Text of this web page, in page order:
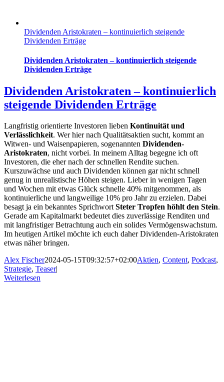
Dividenden Aristokraten – kontinuierlich steigende
Dividenden Erträge
Dividenden Aristokraten – kontinuierlich steigende
Dividenden Erträge
Dividenden Aristokraten – kontinuierlich
steigende Dividenden Erträge
Langfristig orientierte Investoren lieben Kontinuität und
Verlässlichkeit. Wer hier nach Qualitätsaktien sucht, kommt an
Witwen- und Waisenpapieren, sogenannten Dividenden-
Aristokraten, nicht vorbei. In meinem Alltag begegne ich oft
Investoren, die eher nach der schnellen Rendite suchen.
Kurszuwächse und auch Dividenden können gar nicht schnell
genug in unrealistische Höhen steigen. Lieber in wenigen Tagen
und Wochen mit etwas Glück schnelle 40% mitgenommen, als
kontinuierliche und langweilige 10% pro Jahr zu erzielen. Dabei
besagt ja ein bekanntes Sprichwort Steter Tropfen höhlt den Stein.
Gerade am Kapitalmarkt bedeutet dies zuverlässige Renditen und
mit langfristiger Betrachtung auch ein solides Vermögenswachstum.
Im heutigen Artikel möchte ich euch daher Dividenden-Aristokraten
etwas näher bringen.
Alex Fischer2024-05-15T09:32:57+02:00Aktien, Content, Podcast,
Strategie, Teaser|
Weiterlesen